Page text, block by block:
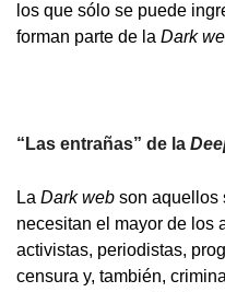
los que sólo se puede
forman parte de la Dark
“Las entrañas” de la
La Dark web son aquellos
necesitan el mayor de los
activistas, periodistas,
censura y, también,